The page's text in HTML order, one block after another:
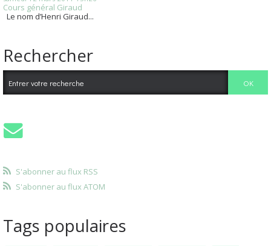
Cours général Giraud
Le nom d’Henri Giraud...
Rechercher
S'abonner au flux RSS
S'abonner au flux ATOM
Tags populaires